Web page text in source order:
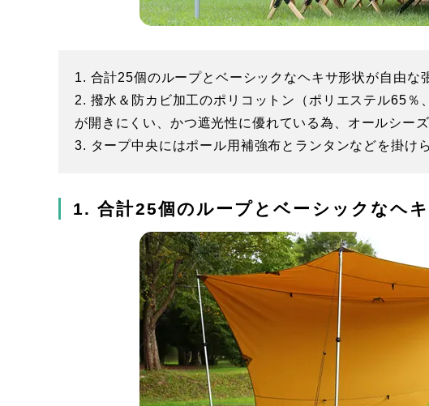
1. 合計25個のループとベーシックなヘキサ形状が自由な
2. 撥水＆防カビ加工のポリコットン（ポリエステル65
が開きにくい、かつ遮光性に優れている為、オールシー
3. タープ中央にはポール用補強布とランタンなどを掛け
1. 合計25個のループとベーシックなヘ